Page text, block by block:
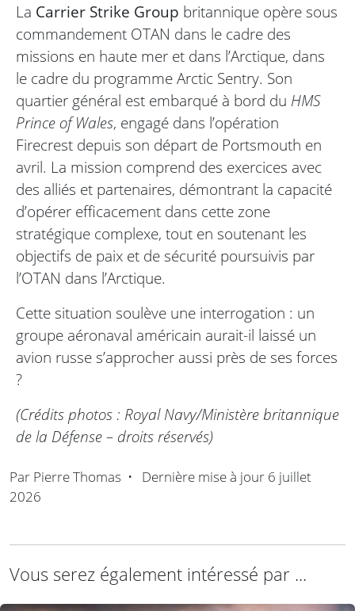
La Carrier Strike Group britannique opère sous
commandement OTAN dans le cadre des
missions en haute mer et dans l’Arctique, dans
le cadre du programme Arctic Sentry. Son
quartier général est embarqué à bord du HMS
Prince of Wales, engagé dans l’opération
Firecrest depuis son départ de Portsmouth en
avril. La mission comprend des exercices avec
des alliés et partenaires, démontrant la capacité
d’opérer efficacement dans cette zone
stratégique complexe, tout en soutenant les
objectifs de paix et de sécurité poursuivis par
l’OTAN dans l’Arctique.
Cette situation soulève une interrogation : un
groupe aéronaval américain aurait-il laissé un
avion russe s’approcher aussi près de ses forces
?
(Crédits photos : Royal Navy/Ministère britannique
de la Défense – droits réservés)
Par Pierre Thomas • Dernière mise à jour 6 juillet
2026
Vous serez également intéressé par ...